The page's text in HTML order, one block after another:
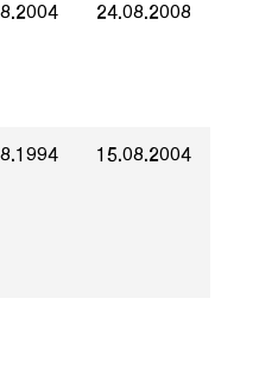
24.08.2008
15.08.2004